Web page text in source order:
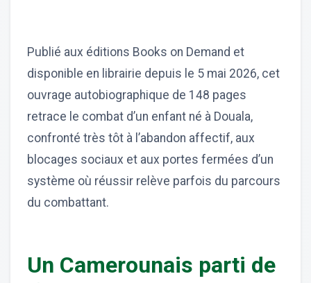
Publié aux éditions Books on Demand et
disponible en librairie depuis le 5 mai 2026, cet
ouvrage autobiographique de 148 pages
retrace le combat d’un enfant né à Douala,
confronté très tôt à l’abandon affectif, aux
blocages sociaux et aux portes fermées d’un
système où réussir relève parfois du parcours
du combattant.
Un Camerounais parti de